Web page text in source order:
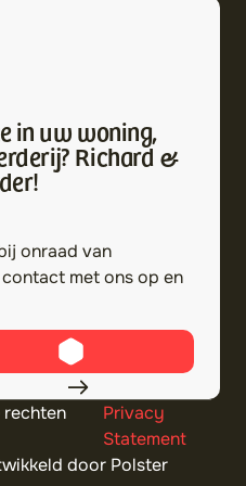
in uw woning,
Richard &
onraad van
met ons op en
rechten
Privacy
Statement
door Polster